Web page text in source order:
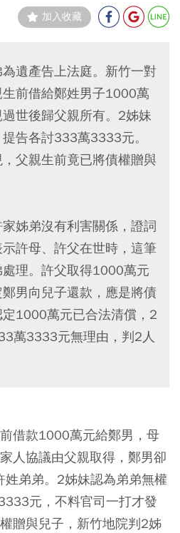
加入收藏
遺產告上法庭。新竹一對
前借給鄭姓男子1000萬
世後歸父親所有。2姊妹
告各討333萬3333元。
父親生前竟已將債權贈與
姊弟沒有利害關係，證詞
許母、許父在世時，這筆
理。許父取得1000萬元
男向兒子還款，應是將債
1000萬元已合法清償，2
萬3333元無理由，判2人
借款1000萬元給鄭男，母
人協議由父親取得，鄭男卻
弟弟。2姊妹認為弟弟無權
元，不料官司一打才發
贈與兒子，新竹地院判2姊